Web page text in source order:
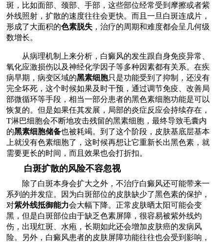
斑，比如面部、颈部、手部，这些部位经常受到摩擦或者紫
外线照射，扩散的速度往往会更快。而且一旦白斑连成片，
形成了大面积的色素脱失 ，治疗的周期和难度都会呈几何级
数增长。
从病理机制上来分析，白癜风的发生跟自身免疫异常、
氧化应激损伤以及神经化学因子等多种因素都有关系。在疾
病早期，病变区域的黑素细胞只是功能受到了抑制，还没有
完全坏死，这个时候如果及时干预，通过调节免疫、改善局
部微循环等手段，相当一部分患者的黑色素细胞功能是可以
恢复的。但是如果任其发展，局部的炎症反应会持续存在，
T淋巴细胞会不断地攻击残留的黑素细胞，最终导致毛囊内
的黑素细胞储备也被耗竭。到了这个阶段，皮肤基底层基本
上就没有色素细胞了，这时候再想让它重新长出黑色素，就
需要更长的时间，而且效果也会打折扣。
白斑扩散的风险不容忽视
除了白斑本身会扩大之外，不治疗白癜风还可能带来一
系列的并发症。因为白斑部位的皮肤缺少了黑色素的保护，
对紫外线抵御能力会大幅下降。正常皮肤晒太阳可能会变
黑，但是白斑部位由于缺乏色素屏障，很容易被紫外线灼
伤，出现红斑、水疱，长期如此还会增加皮肤癌的发病风
险。另外，白癜风患者的皮肤屏障功能往往也会受到影响，